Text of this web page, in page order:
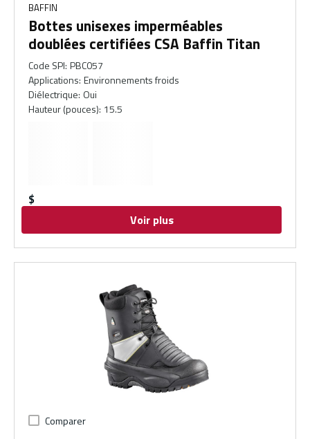
BAFFIN
Bottes unisexes imperméables
doublées certifiées CSA Baffin Titan
Code SPI: PBC057
Applications: Environnements froids
Diélectrique: Oui
Hauteur (pouces): 15.5
$
Voir plus
Comparer